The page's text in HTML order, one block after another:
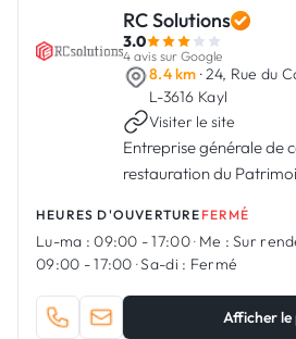
RC Solutions
3.0
4 avis sur Google
8.4 km · 24, Rue du
L-3616 Kayl
Visiter le site
Entreprise générale de
restauration du
HEURES D'OUVERTURE FERMÉ
Lu-ma : 09:00 - 17:00· Me : Sur
09:00 - 17:00 ·Sa-di : Fermé
Afficher